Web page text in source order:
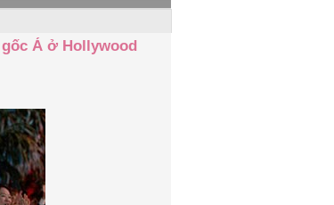
Á ở Hollywood